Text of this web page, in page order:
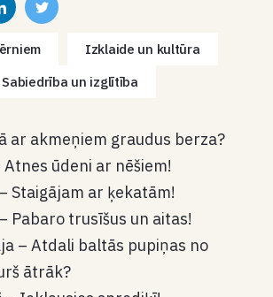
Izklaide un kultūra
Sabiedrība un izglītība
ar akmeņiem graudus berza?
Atnes ūdeni ar nēšiem!
Staigājam ar ķekatām!
Pabaro trusīšus un aitas!
– Atdali baltās pupiņas no
ātrāk?